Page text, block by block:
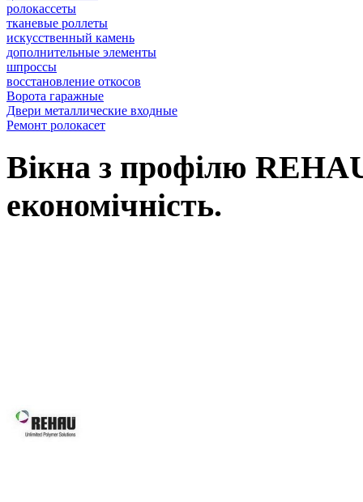
ролокассеты
тканевые роллеты
искусственный камень
дополнительные элементы
шпроссы
восcтановление откосов
Ворота гаражные
Двери металлические входные
Ремонт ролокасет
Вікна з профілю
економічність.